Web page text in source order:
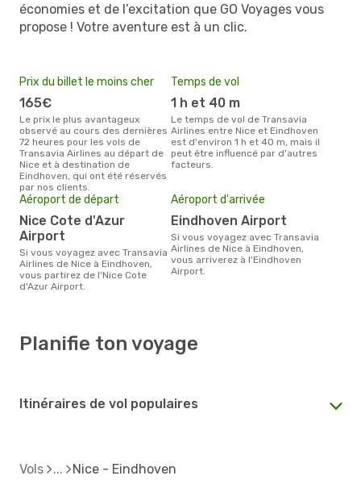
économies et de l’excitation que GO Voyages vous
propose ! Votre aventure est à un clic.
Prix du billet le moins cher
165€
Le prix le plus avantageux
observé au cours des dernières
72 heures pour les vols de
Transavia Airlines au départ de
Nice et à destination de
Eindhoven, qui ont été réservés
par nos clients.
Temps de vol
1 h et 40 m
Le temps de vol de Transavia
Airlines entre Nice et Eindhoven
est d'environ 1 h et 40 m, mais il
peut être influencé par d'autres
facteurs.
Aéroport de départ
Nice Cote d'Azur
Airport
Si vous voyagez avec Transavia
Airlines de Nice à Eindhoven,
vous partirez de l'Nice Cote
d'Azur Airport.
Aéroport d'arrivée
Eindhoven Airport
Si vous voyagez avec Transavia
Airlines de Nice à Eindhoven,
vous arriverez à l'Eindhoven
Airport.
Planifie ton voyage
Itinéraires de vol populaires
Vols Nice - Eindhoven